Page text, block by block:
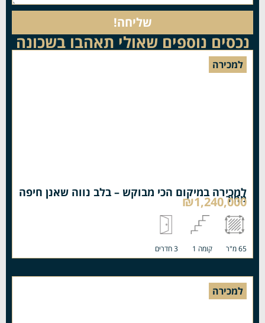
שליחה!
נכסים נוספים שאולי תאהבו בשכונה
למכירה
למכירה במיקום הכי מבוקש – בלב נווה שאנן חיפה
מחיר
₪1,240,000
65 מ"ר קומה 1 3 חדרים
למכירה